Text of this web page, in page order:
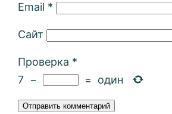
Email *
Сайт
Проверка *
7 − = один